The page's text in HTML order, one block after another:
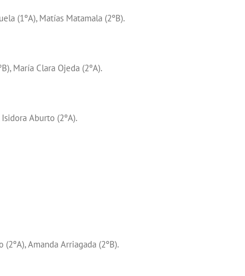
(1ºA), Matías Matamala (2ºB).
María Clara Ojeda (2ºA).
Aburto (2ºA).
Amanda Arriagada (2ºB).